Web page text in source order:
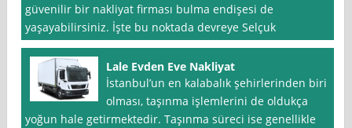
güvenilir bir nakliyat firması bulma endişesi de
yaşayabilirsiniz. İşte bu noktada devreye Selçuk
Lale Evden Eve Nakliyat
İstanbul’un en kalabalık şehirlerinden biri
olması, taşınma işlemlerini de oldukça
yoğun hale getirmektedir. Taşınma süreci ise genellikle